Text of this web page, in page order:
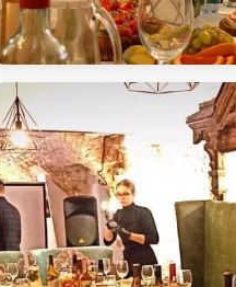
Кейтеринг в АртиШок - Кофейня